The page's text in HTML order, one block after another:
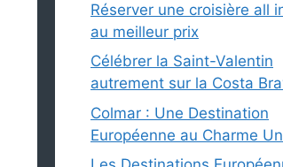
Réserver une croisière all
au meilleur prix
Célébrer la Saint-Valentin
autrement sur la Costa
Colmar : Une Destination
Européenne au Charme